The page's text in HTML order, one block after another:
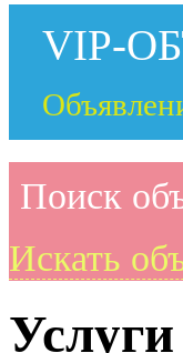
VIP-
Поиск
Искать